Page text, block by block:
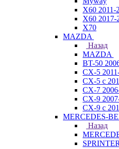
X60 2011-
X60 2017-
X70
MAZDA
Назад
MAZDA
BT-50
CX-5
CX-5 с
CX-7
CX-9
CX-9 с
MERCEDES-
Назад